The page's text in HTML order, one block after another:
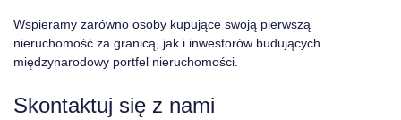
Wspieramy zarówno osoby kupujące swoją pierwszą
nieruchomość za granicą, jak i inwestorów budujących
międzynarodowy portfel nieruchomości.
Skontaktuj się z nami